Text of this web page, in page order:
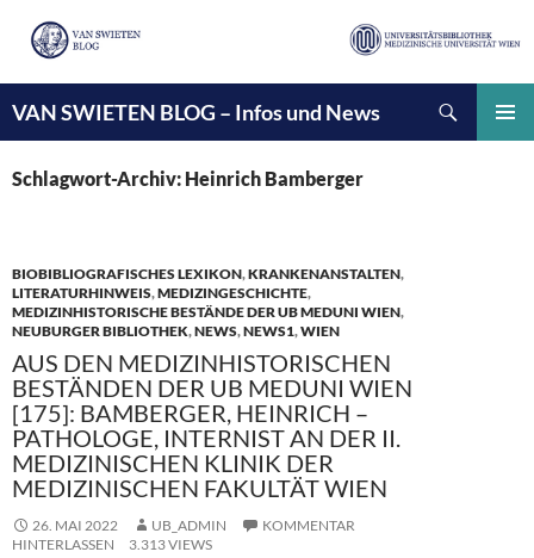
VAN SWIETEN BLOG – Infos und News
INHALT
SPRINGEN
Schlagwort-Archiv: Heinrich Bamberger
BIOBIBLIOGRAFISCHES LEXIKON,KRANKENANSTALTEN,
LITERATURHINWEIS,MEDIZINGESCHICHTE,
MEDIZINHISTORISCHE BESTÄNDE DER UB MEDUNI WIEN,
NEUBURGER BIBLIOTHEK,NEWS,NEWS1,WIEN
AUS DEN MEDIZINHISTORISCHEN
BESTÄNDEN DER UB MEDUNI WIEN
[175]: BAMBERGER, HEINRICH –
PATHOLOGE, INTERNIST AN DER II.
MEDIZINISCHEN KLINIK DER
MEDIZINISCHEN FAKULTÄT WIEN
26. MAI 2022 UB_ADMIN
KOMMENTAR
HINTERLASSEN
3.313 VIEWS